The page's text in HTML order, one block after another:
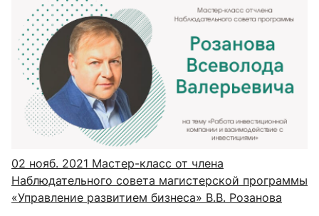
02 нояб. 2021 Мастер-класс от члена
Наблюдательного совета магистерской программы
«Управление развитием бизнеса» В.В. Розанова